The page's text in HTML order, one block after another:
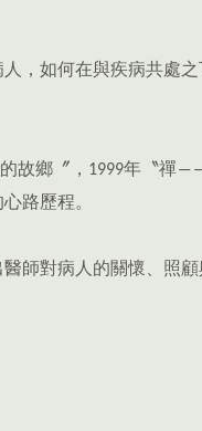
，如何在與疾病共處
故鄉〞，1999年〝禪
路歷程。
師對病人的關懷、照